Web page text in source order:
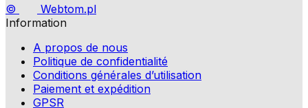
©
Webtom.pl
Information
A propos de nous
Politique de confidentialité
Conditions générales d’utilisation
Paiement et expédition
GPSR